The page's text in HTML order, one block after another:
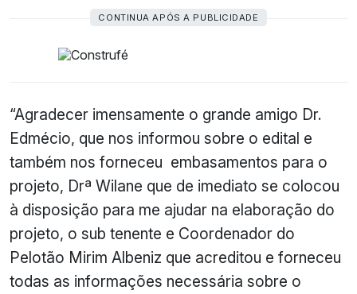
CONTINUA APÓS A PUBLICIDADE
“Agradecer imensamente o grande amigo Dr.
Edmécio, que nos informou sobre o edital e
também nos forneceu embasamentos para o
projeto, Drª Wilane que de imediato se colocou
à disposição para me ajudar na elaboração do
projeto, o sub tenente e Coordenador do
Pelotão Mirim Albeniz que acreditou e forneceu
todas as informações necessária sobre o